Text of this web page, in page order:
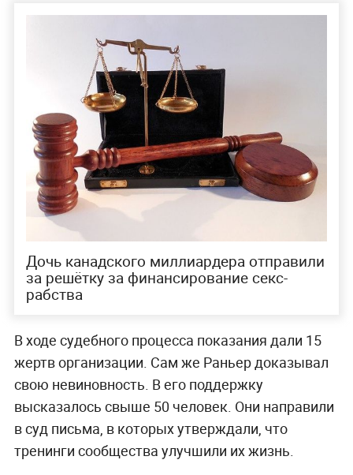
Дочь канадского миллиардера отправили
за решётку за финансирование секс-
рабства
В ходе судебного процесса показания дали 15
жертв организации. Сам же Раньер доказывал
свою невиновность. В его поддержку
высказалось свыше 50 человек. Они направили
в суд письма, в которых утверждали, что
тренинги сообщества улучшили их жизнь.